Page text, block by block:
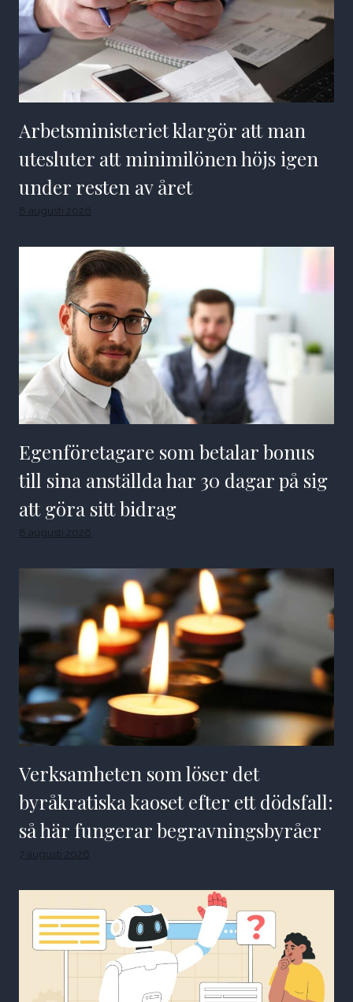
Arbetsministeriet klargör att man
utesluter att minimilönen höjs igen
under resten av året
8 augusti 2026
Egenföretagare som betalar bonus
till sina anställda har 30 dagar på sig
att göra sitt bidrag
8 augusti 2026
Verksamheten som löser det
byråkratiska kaoset efter ett dödsfall:
så här fungerar begravningsbyråer
7 augusti 2026